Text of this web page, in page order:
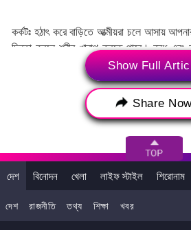
কর্কটঃ হঠাৎ করে বাড়িতে আত্মীয়রা চলে আসায়
চিন্তা করলে শরীর খারাপ করতে পারে। বন্ধু এবং
সুন্দর সন্ধ্যা কাটান। ঋণ চাইতে পারে, এমন বন্ধুদের
সিংহঃ আজকের দিনে বন্ধুর অনুপস্থিতিতে
খেলাধূলায় অংশ নিন। নিজের জন্য সময় না
আজকের দিনে অর্থ ভাণ্ডার ফুলে ফেঁপে উঠবে
Show Full
Share
দেশ বিনোদন খেলা লাইফ স্টাইল শিরোনাম
দেশ রাজনীতি তথ্য শিক্ষা খবর